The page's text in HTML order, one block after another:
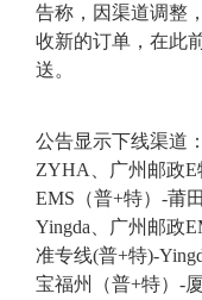
告称，因渠道调整
收新的订单，在此
送。
公告显示下线渠道
ZYHA、广州邮政
EMS（普+特）-莆
Yingda、广州邮政
准专线(普+特)-
宝福州（普+特）-